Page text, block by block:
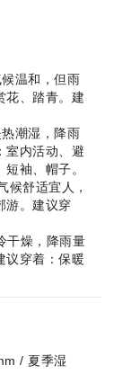
温和，但雨
花、踏青。建
潮湿，降雨
室内活动、避
袖、帽子。
候舒适宜人，
游。建议穿
干燥，降雨量
议穿着：保暖
/ 夏季湿